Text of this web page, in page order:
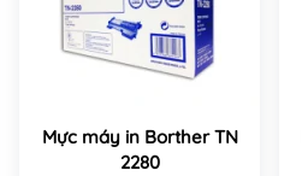
Mực máy in Borther TN
2280